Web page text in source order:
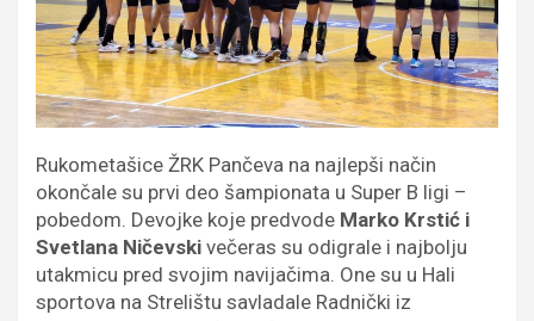
Rukometašice ŽRK Pančeva na najlepši način
okončale su prvi deo šampionata u Super B ligi –
pobedom. Devojke koje predvode Marko Krstić i
Svetlana Ničevski večeras su odigrale i najbolju
utakmicu pred svojim navijačima. One su u Hali
sportova na Strelištu savladale Radnički iz